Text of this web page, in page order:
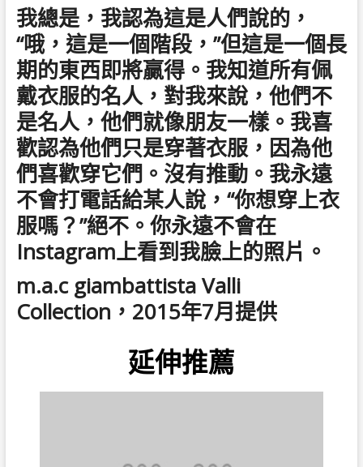
我總是，我認為這是人們說的，
“哦，這是一個階段，”但這是一個長
期的東西即將贏得。我知道所有佩
戴衣服的名人，對我來說，他們不
是名人，他們就像朋友一樣。我喜
歡認為他們只是穿著衣服，因為他
們喜歡穿它們。沒有推動。我永遠
不會打電話給某人說，“你想穿上衣
服嗎？”絕不。你永遠不會在
Instagram上看到我臉上的照片。
m.a.c giambattista Valli
Collection，2015年7月提供
延伸推薦